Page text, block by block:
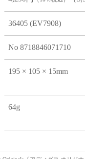
36405 (EV7908)
No 8718846071710
195 × 105 × 15mm
64g